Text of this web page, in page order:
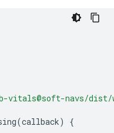
vitals@soft-navs/
(callback)
{